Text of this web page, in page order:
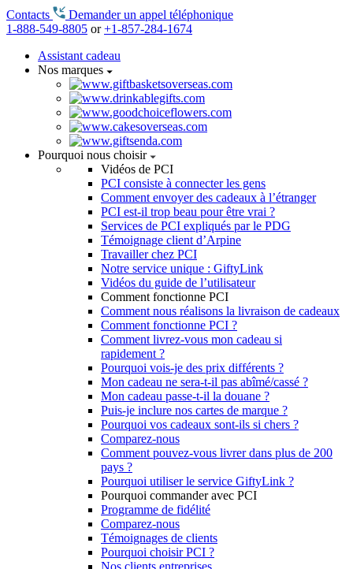
Contacts
Demander un appel téléphonique
1-888-549-8805 or+1-857-284-1674
Assistant cadeau
Nos marques
Pourquoi nous choisir
Vidéos de PCI
PCI consiste à connecter les gens
Comment envoyer des cadeaux à l’étranger
PCI est-il trop beau pour être vrai ?
Services de PCI expliqués par le PDG
Témoignage client d’Arpine
Travailler chez PCI
Notre service unique : GiftyLink
Vidéos du guide de l’utilisateur
Comment fonctionne PCI
Comment nous réalisons la livraison de cadeaux
Comment fonctionne PCI ?
Comment livrez-vous mon cadeau si
rapidement ?
Pourquoi vois-je des prix différents ?
Mon cadeau ne sera-t-il pas abîmé/cassé ?
Mon cadeau passe-t-il la douane ?
Puis-je inclure nos cartes de marque ?
Pourquoi vos cadeaux sont-ils si chers ?
Comparez-nous
Comment pouvez-vous livrer dans plus de 200
pays ?
Pourquoi utiliser le service GiftyLink ?
Pourquoi commander avec PCI
Programme de fidélité
Comparez-nous
Témoignages de clients
Pourquoi choisir PCI ?
Nos clients entreprises